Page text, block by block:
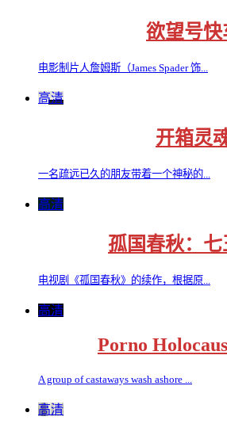
欲望号快
电影制片人詹姆斯（James Spader 饰...
高清
开箱灵
一名疏远已久的朋友带着一个神秘的...
高清
孤国春秋：
电视剧《孤国春秋》的续作，根据原...
高清
Porno
A group of castaways wash ashore ...
高清